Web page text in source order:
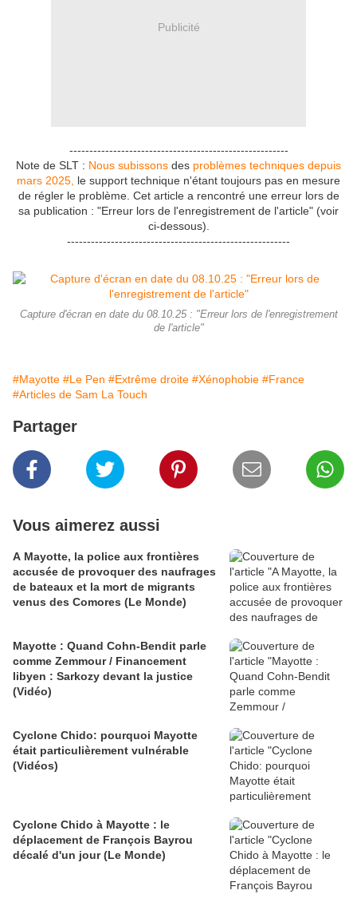
Publicité
-------------------------------------------------------
Note de SLT : Nous subissons des problèmes techniques depuis
mars 2025, le support technique n'étant toujours pas en mesure
de régler le problème. Cet article a rencontré une erreur lors de
sa publication : "Erreur lors de l'enregistrement de l'article" (voir
ci-dessous).
--------------------------------------------------------
Capture d'écran en date du 08.10.25 : "Erreur lors de l'enregistrement
de l'article"
#Mayotte #Le Pen #Extrême droite #Xénophobie #France
#Articles de Sam La Touch
Partager
Vous aimerez aussi
A Mayotte, la police aux frontières
accusée de provoquer des naufrages
de bateaux et la mort de migrants
venus des Comores (Le Monde)
Mayotte : Quand Cohn-Bendit parle
comme Zemmour / Financement
libyen : Sarkozy devant la justice
(Vidéo)
Cyclone Chido: pourquoi Mayotte
était particulièrement vulnérable
(Vidéos)
Cyclone Chido à Mayotte : le
déplacement de François Bayrou
décalé d'un jour (Le Monde)